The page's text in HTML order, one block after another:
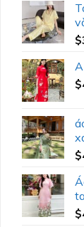
$
$
$
$